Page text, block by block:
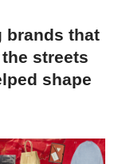
brands that
streets
shape